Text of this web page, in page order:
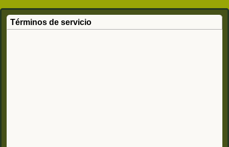
Términos de servicio